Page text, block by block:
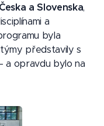
Česka a Slovenska,
a
byla
představily s
a opravdu bylo na